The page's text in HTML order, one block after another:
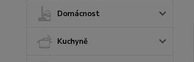
Domácnost
Kuchyně